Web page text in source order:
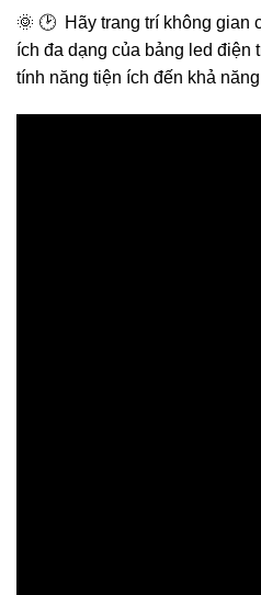
🌞 🕑 Hãy trang trí không gian
ích đa dạng của bảng led
tính năng tiện ích đến khả